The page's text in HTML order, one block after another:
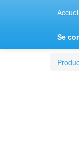
Accueil
Se